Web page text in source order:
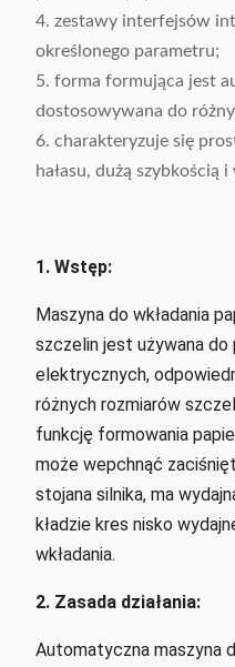
4. zestawy interfejsów
określonego parametru;
5. forma formująca jest
dostosowywana do
6. charakteryzuje się
hałasu, dużą szybkością
1. Wstęp:
Maszyna do wkładania
szczelin jest używana
elektrycznych,
różnych rozmiarów
funkcję formowania
może wepchnąć
stojana silnika, ma
kładzie kres nisko
wkładania.
2. Zasada działania:
Automatyczna maszyna